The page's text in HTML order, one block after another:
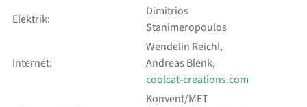
Elektrik:
Dimitrios
Stanimeropoulos
Internet:
Wendelin Reichl,
Andreas Blenk,
coolcat-creations.com
Konvent/MET